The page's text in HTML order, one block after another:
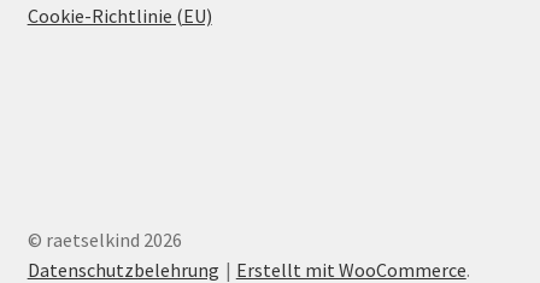
Cookie-Richtlinie (EU)
© raetselkind 2026
Datenschutzbelehrung
Erstellt mit WooCommerce.